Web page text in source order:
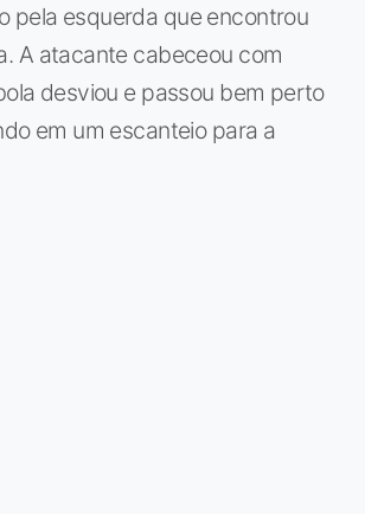
pela esquerda que encontrou
A atacante cabeceou com
desviou e passou bem perto
em um escanteio para a